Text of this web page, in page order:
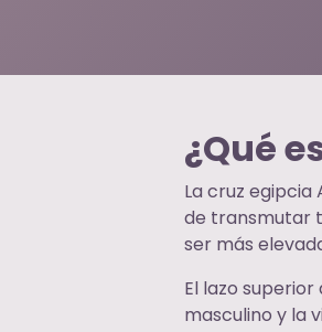
¿Qué
La cruz egipcia
de transmutar
ser más
El lazo
masculino y la